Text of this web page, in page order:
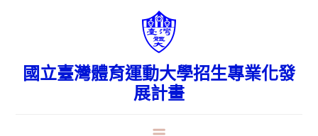
國立臺灣體育運動大學招生專業化發
展計畫